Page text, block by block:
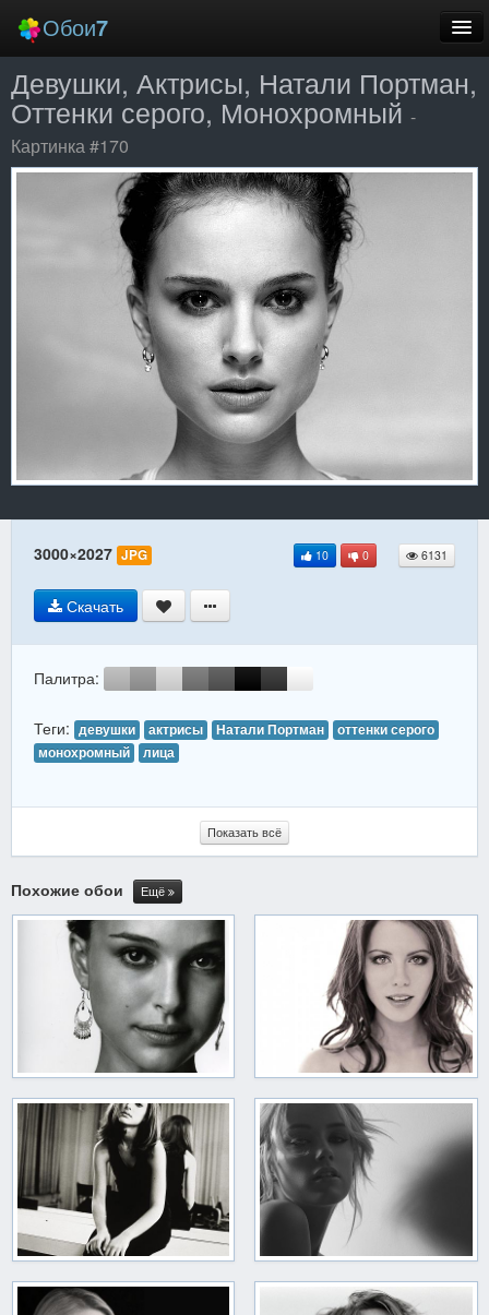
Обои7
Новые
Лучшие
Случайные
Девушки, Актрисы, Натали Портман,
Оттенки серого, Монохромный -
Картинка #170
3000×2027 JPG 10 0 6131
Скачать
Палитра:
Теги: девушки актрисы Натали Портман
оттенки серого
монохромный
лица
Показать всё
Похожие обои Ещё